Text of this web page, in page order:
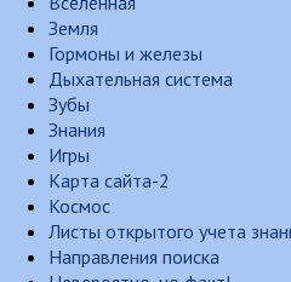
Земля
Гормоны и железы
Дыхательная система
Зубы
Знания
Игры
Карта сайта-2
Космос
Листы открытого учета
Направления поиска